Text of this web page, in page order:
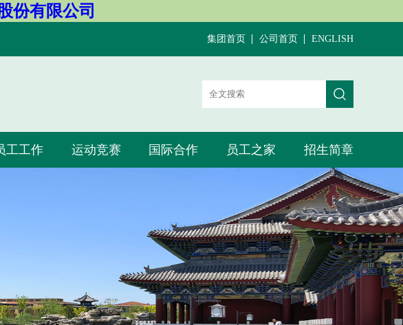
份有限公司
集团首页 公司首页 ENGLISH
工工作 运动竞赛 国际合作 员工之家 招生简章